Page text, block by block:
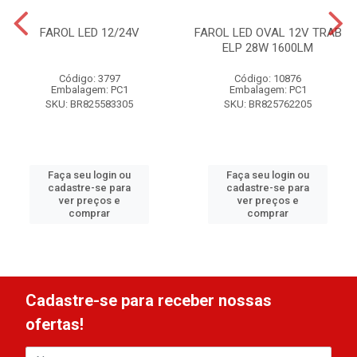
FAROL LED 12/24V
Código: 3797
Embalagem: PC1
SKU: BR825583305
Faça seu login ou
cadastre-se para
ver preços e
comprar
FAROL LED OVAL 12V TRAB
ELP 28W 1600LM
Código: 10876
Embalagem: PC1
SKU: BR825762205
Faça seu login ou
cadastre-se para
ver preços e
comprar
Cadastre-se para receber nossas
ofertas!